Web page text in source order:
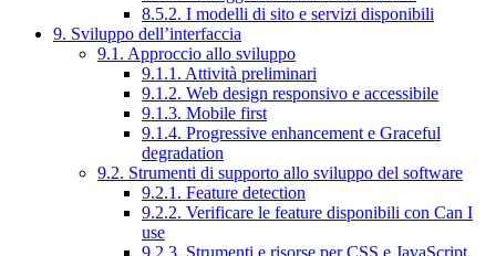
8.5.2. I modelli di sito e servizi disponibili
9. Sviluppo dell’interfaccia
9.1. Approccio allo sviluppo
9.1.1. Attività preliminari
9.1.2. Web design responsivo e accessibile
9.1.3. Mobile first
9.1.4. Progressive enhancement e Graceful
degradation
9.2. Strumenti di supporto allo sviluppo del software
9.2.1. Feature detection
9.2.2. Verificare le feature disponibili con Can I
use
9.2.3. Strumenti e risorse per CSS e JavaScript